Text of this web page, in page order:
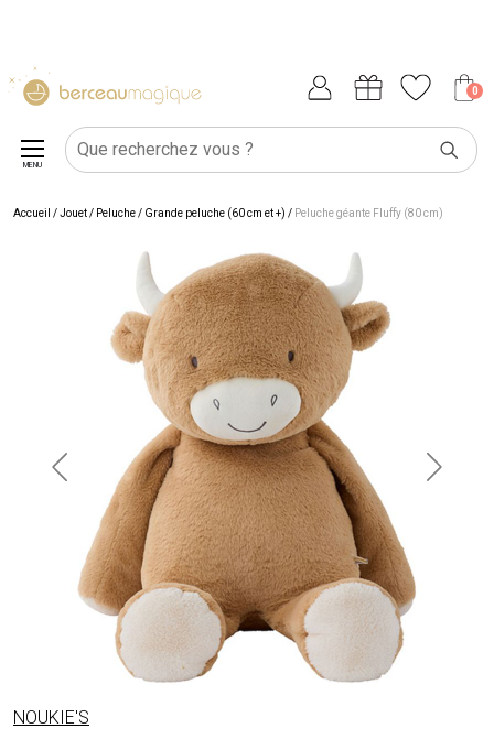
0
MENU
Accueil /Jouet/ Peluche/ Grande peluche (60 cm et +) / Peluche géante Fluffy (80 cm)
NOUKIE'S